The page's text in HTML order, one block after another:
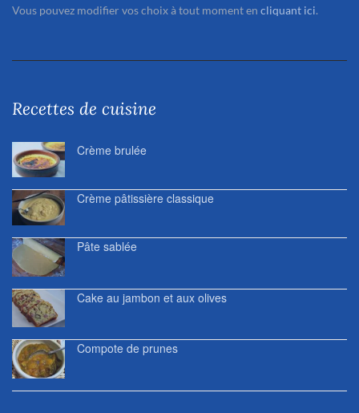
Vous pouvez modifier vos choix à tout moment en cliquant ici.
Recettes de cuisine
Crème brulée
Crème pâtissière classique
Pâte sablée
Cake au jambon et aux olives
Compote de prunes